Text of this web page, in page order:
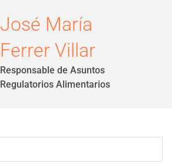
José María
Ferrer Villar
Responsable de Asuntos
Regulatorios Alimentarios